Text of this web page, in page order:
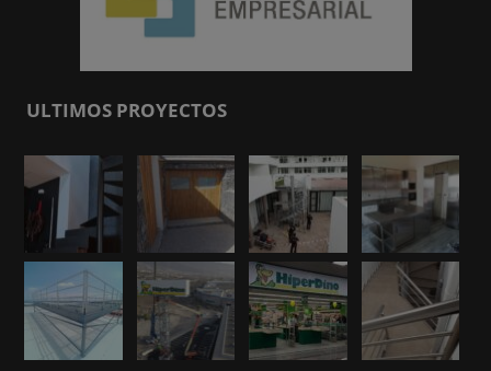
ULTIMOS PROYECTOS